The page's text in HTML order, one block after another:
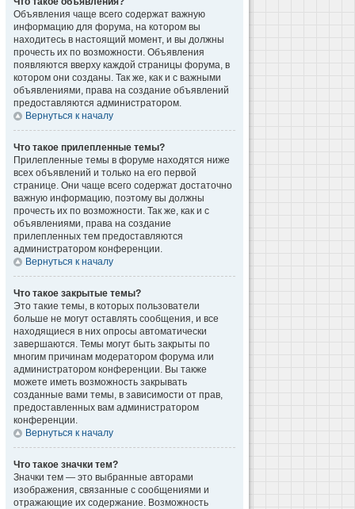
Объявления чаще всего содержат важную
информацию для форума, на котором вы
находитесь в настоящий момент, и вы должны
прочесть их по возможности. Объявления
появляются вверху каждой страницы форума, в
котором они созданы. Так же, как и с важными
объявлениями, права на создание объявлений
предоставляются администратором.
Вернуться к началу
Что такое прилепленные темы?
Прилепленные темы в форуме находятся ниже
всех объявлений и только на его первой
странице. Они чаще всего содержат достаточно
важную информацию, поэтому вы должны
прочесть их по возможности. Так же, как и с
объявлениями, права на создание
прилепленных тем предоставляются
администратором конференции.
Вернуться к началу
Что такое закрытые темы?
Это такие темы, в которых пользователи
больше не могут оставлять сообщения, и все
находящиеся в них опросы автоматически
завершаются. Темы могут быть закрыты по
многим причинам модератором форума или
администратором конференции. Вы также
можете иметь возможность закрывать
созданные вами темы, в зависимости от прав,
предоставленных вам администратором
конференции.
Вернуться к началу
Что такое значки тем?
Значки тем — это выбранные авторами
изображения, связанные с сообщениями и
отражающие их содержание. Возможность